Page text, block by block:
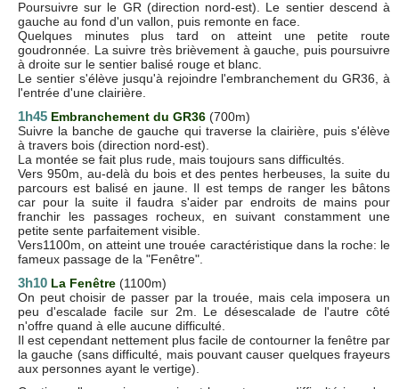
Poursuivre sur le GR (direction nord-est). Le sentier descend à
gauche au fond d'un vallon, puis remonte en face.
Quelques minutes plus tard on atteint une petite route
goudronnée. La suivre très brièvement à gauche, puis poursuivre
à droite sur le sentier balisé rouge et blanc.
Le sentier s'élève jusqu'à rejoindre l'embranchement du GR36, à
l'entrée d'une clairière.
1h45 Embranchement du GR36 (700m)
Suivre la banche de gauche qui traverse la clairière, puis s'élève
à travers bois (direction nord-est).
La montée se fait plus rude, mais toujours sans difficultés.
Vers 950m, au-delà du bois et des pentes herbeuses, la suite du
parcours est balisé en jaune. Il est temps de ranger les bâtons
car pour la suite il faudra s'aider par endroits de mains pour
franchir les passages rocheux, en suivant constamment une
petite sente parfaitement visible.
Vers1100m, on atteint une trouée caractéristique dans la roche: le
fameux passage de la "Fenêtre".
3h10 La Fenêtre (1100m)
On peut choisir de passer par la trouée, mais cela imposera un
peu d'escalade facile sur 2m. Le désescalade de l'autre côté
n'offre quand à elle aucune difficulté.
Il est cependant nettement plus facile de contourner la fenêtre par
la gauche (sans difficulté, mais pouvant causer quelques frayeurs
aux personnes ayant le vertige).